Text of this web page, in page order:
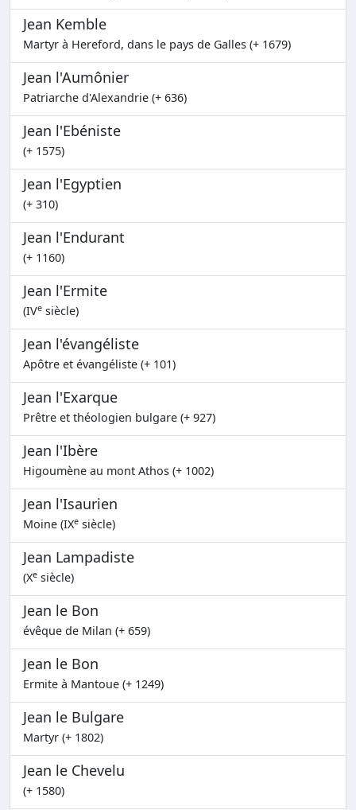
Jean Kemble
Martyr à Hereford, dans le pays de Galles (+ 1679)
Jean l'Aumônier
Patriarche d'Alexandrie (+ 636)
Jean l'Ebéniste
(+ 1575)
Jean l'Egyptien
(+ 310)
Jean l'Endurant
(+ 1160)
Jean l'Ermite
(IVe siècle)
Jean l'évangéliste
Apôtre et évangéliste (+ 101)
Jean l'Exarque
Prêtre et théologien bulgare (+ 927)
Jean l'Ibère
Higoumène au mont Athos (+ 1002)
Jean l'Isaurien
Moine (IXe siècle)
Jean Lampadiste
(Xe siècle)
Jean le Bon
évêque de Milan (+ 659)
Jean le Bon
Ermite à Mantoue (+ 1249)
Jean le Bulgare
Martyr (+ 1802)
Jean le Chevelu
(+ 1580)